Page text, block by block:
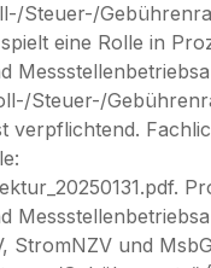
Steuer-/
eine Rolle in
Steuer-/
verpflichtend.
StromNZV und